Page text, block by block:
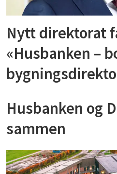
Nytt direktorat
«Husbanken –
Husbanken og
sammen